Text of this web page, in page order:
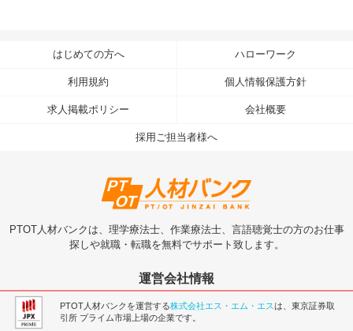
はじめての方へ ハローワーク
利用規約 個人情報保護方針
求人掲載ポリシー 会社概要
採用ご担当者様へ
PTOT人材バンクは、理学療法士、作業療法士、言語聴覚士の方のお仕事
探しや就職・転職を無料でサポート致します。
運営会社情報
PTOT人材バンクを運営する株式会社エス・エム・エスは、東京証券取
引所 プライム市場上場の企業です。